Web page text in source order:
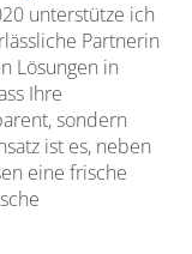
unterstütze ich
Partnerin
Lösungen in
Ihre
sondern
ist es, neben
eine frische